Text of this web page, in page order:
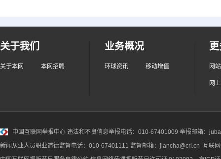
关于我们
关于本网 本网招聘
业务概况
环球资讯 移动增值 网
网
中国互联网举报中心 违法和不良信息举报电话：010-67401009 举报邮箱：
新闻从业人员职业道德监督电话：010-67401111 监督邮箱：jiancha@cri.cn 互联